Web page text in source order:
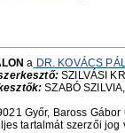
a DR. KOVÁCS
SZILVÁSI
SZABÓ
Győr, Baross
tartalmát szerzői jog